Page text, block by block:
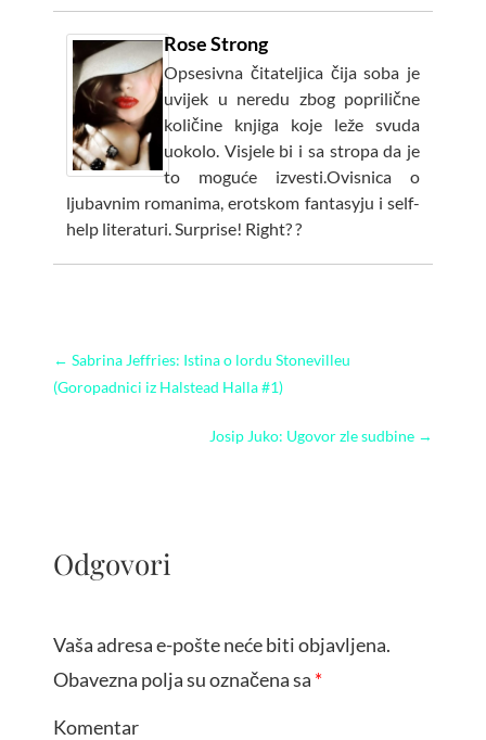
Rose Strong
Opsesivna čitateljica čija soba je
uvijek u neredu zbog poprilične
količine knjiga koje leže svuda
uokolo. Visjele bi i sa stropa da je
to moguće izvesti.Ovisnica o
ljubavnim romanima, erotskom fantasyju i self-
help literaturi. Surprise! Right? ?
← Sabrina Jeffries: Istina o lordu Stonevilleu
(Goropadnici iz Halstead Halla #1)
Josip Juko: Ugovor zle sudbine →
Odgovori
Vaša adresa e-pošte neće biti objavljena.
Obavezna polja su označena sa *
Komentar